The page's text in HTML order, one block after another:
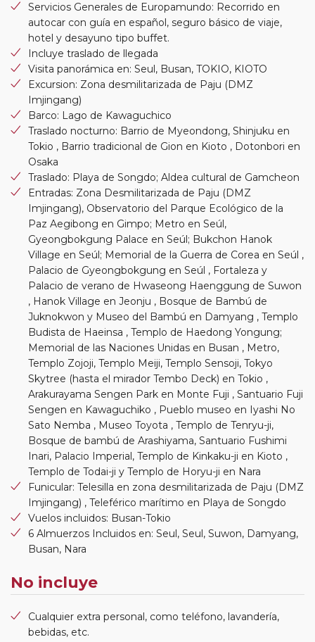
Servicios Generales de Europamundo: Recorrido en
autocar con guía en español, seguro básico de viaje,
hotel y desayuno tipo buffet.
Incluye traslado de llegada
Visita panorámica en: Seul, Busan, TOKIO, KIOTO
Excursion: Zona desmilitarizada de Paju (DMZ
Imjingang)
Barco: Lago de Kawaguchico
Traslado nocturno: Barrio de Myeondong, Shinjuku en
Tokio , Barrio tradicional de Gion en Kioto , Dotonbori en
Osaka
Traslado: Playa de Songdo; Aldea cultural de Gamcheon
Entradas: Zona Desmilitarizada de Paju (DMZ
Imjingang), Observatorio del Parque Ecológico de la
Paz Aegibong en Gimpo; Metro en Seúl,
Gyeongbokgung Palace en Seúl; Bukchon Hanok
Village en Seúl; Memorial de la Guerra de Corea en Seúl ,
Palacio de Gyeongbokgung en Seúl , Fortaleza y
Palacio de verano de Hwaseong Haenggung de Suwon
, Hanok Village en Jeonju , Bosque de Bambú de
Juknokwon y Museo del Bambú en Damyang , Templo
Budista de Haeinsa , Templo de Haedong Yongung;
Memorial de las Naciones Unidas en Busan , Metro,
Templo Zojoji, Templo Meiji, Templo Sensoji, Tokyo
Skytree (hasta el mirador Tembo Deck) en Tokio ,
Arakurayama Sengen Park en Monte Fuji , Santuario Fuji
Sengen en Kawaguchiko , Pueblo museo en Iyashi No
Sato Nemba , Museo Toyota , Templo de Tenryu-ji,
Bosque de bambú de Arashiyama, Santuario Fushimi
Inari, Palacio Imperial, Templo de Kinkaku-ji en Kioto ,
Templo de Todai-ji y Templo de Horyu-ji en Nara
Funicular: Telesilla en zona desmilitarizada de Paju (DMZ
Imjingang) , Teleférico marítimo en Playa de Songdo
Vuelos incluidos: Busan-Tokio
6 Almuerzos Incluidos en: Seul, Seul, Suwon, Damyang,
Busan, Nara
No incluye
Cualquier extra personal, como teléfono, lavandería,
bebidas, etc.